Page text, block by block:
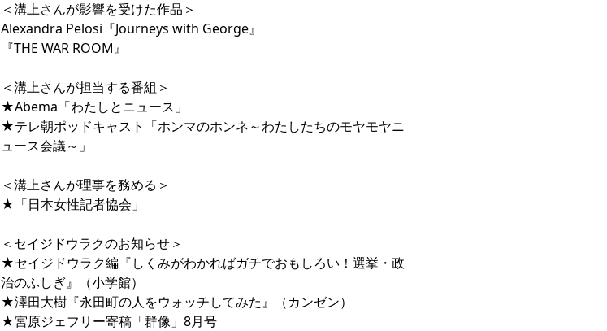
＜溝上さんが影響を受けた作品＞
Alexandra Pelosi『Journeys with George』
『THE WAR ROOM』
＜溝上さんが担当する番組＞
★Abema「わたしとニュース 」
★テレ朝ポッドキャスト「ホンマのホンネ～わたしたちのモヤモヤニ
ュース会議～ 」
＜溝上さんが理事を務める＞
★「日本女性記者協会 」
＜セイジドウラクのお知らせ＞
★セイジドウラク編『⁠⁠⁠⁠しくみがわかればガチでおもしろい！選挙・政
治のふしぎ⁠⁠⁠⁠』（小学館）
★澤田大樹『⁠⁠⁠⁠永田町の人をウォッチしてみた⁠⁠⁠⁠』（カンゼン）
★宮原ジェフリー寄稿 ⁠⁠⁠「群像」8月号⁠⁠⁠